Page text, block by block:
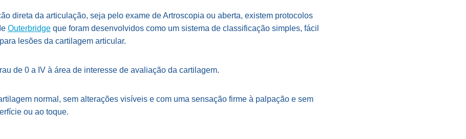
direta da articulação, seja pelo exame de Artroscopia ou aberta, existem protocolos
Outerbridge que foram desenvolvidos como um sistema de classificação simples, fácil
lesões da cartilagem articular.
de 0 a IV à área de interesse de avaliação da cartilagem.
normal, sem alterações visíveis e com uma sensação firme à palpação e sem
ou ao toque.